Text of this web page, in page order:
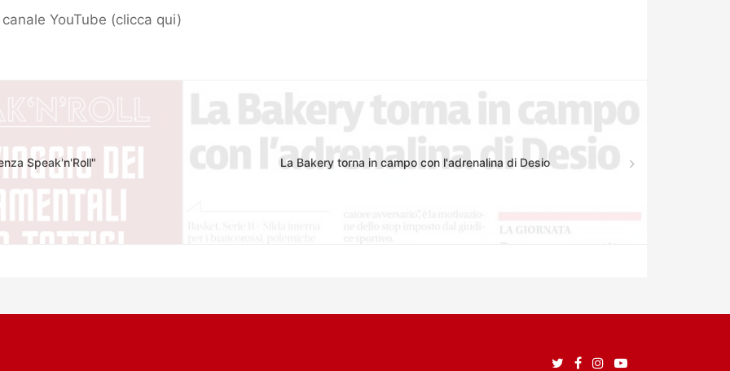
YouTube (clicca qui)
Speak'n'Roll" La Bakery torna in campo con l'adrenalina di Desio